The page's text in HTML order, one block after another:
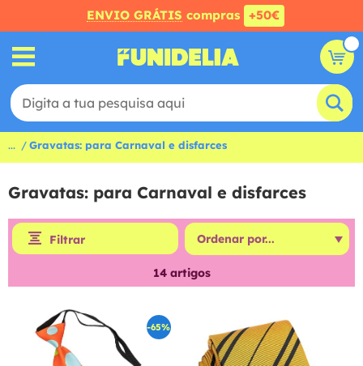
ENVIO GRÁTIS compras +50€
... Gravatas: para Carnaval e disfarces
Gravatas: para Carnaval e disfarces
Filtrar
14artigos
-65%